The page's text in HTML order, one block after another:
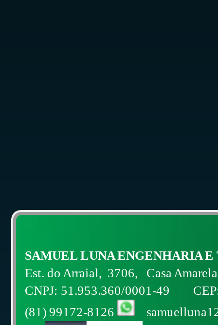
SAMUEL LUNA ENGENHARIA
Est. do Arraial, 3706, Casa
CNPJ: 51.953.360/0001-49
(81) 99172-8126